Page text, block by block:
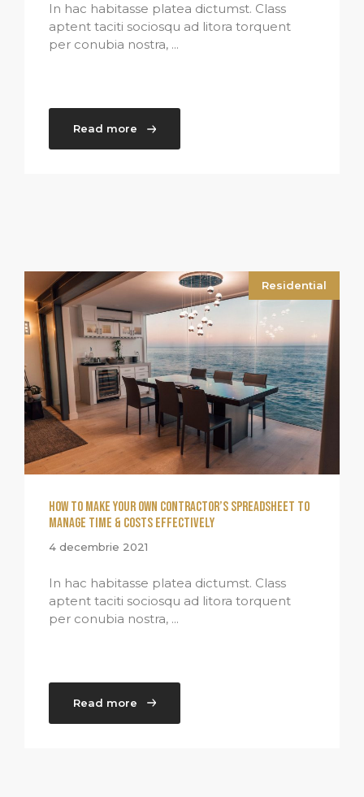
In hac habitasse platea dictumst. Class
aptent taciti sociosqu ad litora torquent
per conubia nostra, ...
Read more
Residential
How to Make Your Own Contractor’s Spreadsheet to
Manage Time & Costs Effectively
4 decembrie 2021
In hac habitasse platea dictumst. Class
aptent taciti sociosqu ad litora torquent
per conubia nostra, ...
Read more